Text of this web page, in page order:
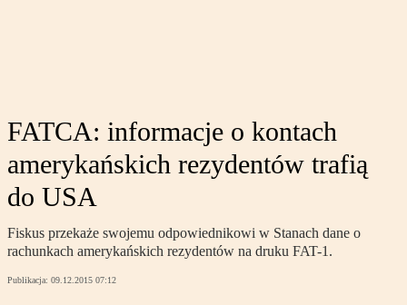
FATCA: informacje o kontach
amerykańskich rezydentów trafią
do USA
Fiskus przekaże swojemu odpowiednikowi w Stanach dane o
rachunkach amerykańskich rezydentów na druku FAT-1.
Publikacja: 09.12.2015 07:12